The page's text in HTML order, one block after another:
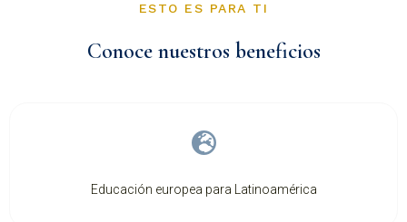
ESTO ES PARA TI
Conoce nuestros beneficios
Educación europea para Latinoamérica